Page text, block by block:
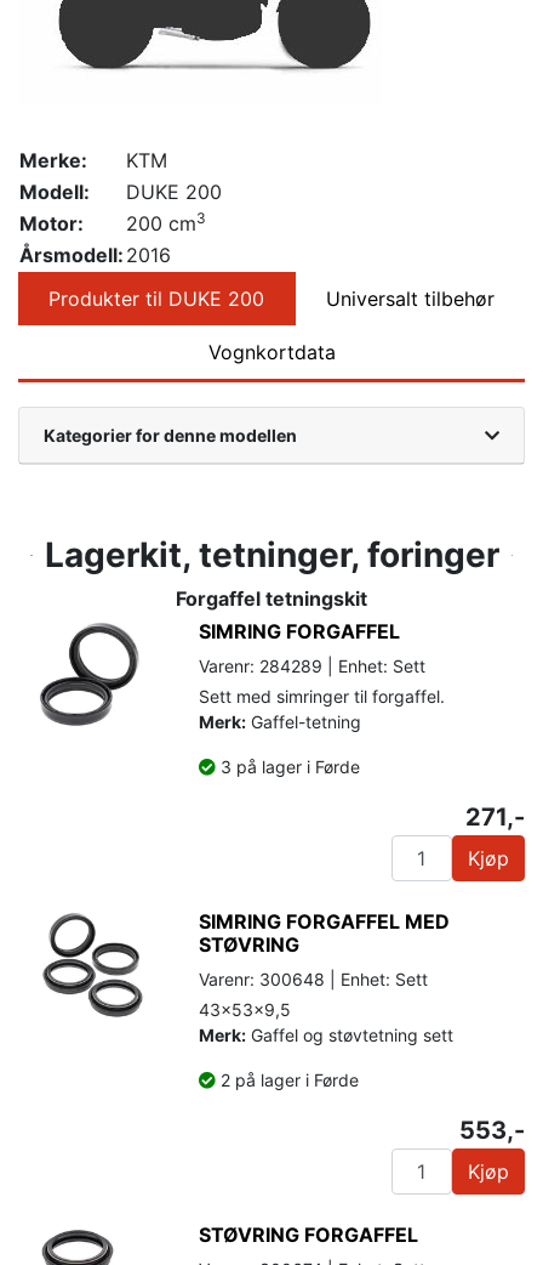
Merke:
KTM
Modell:
DUKE 200
Motor:
200 cm3
Årsmodell: 2016
Produkter til DUKE 200
Universalt tilbehør
Vognkortdata
Kategorier for denne modellen
Lagerkit, tetninger, foringer
Forgaffel tetningskit
SIMRING FORGAFFEL
Varenr: 284289 | Enhet: Sett
Sett med simringer til forgaffel.
Merk: Gaffel-tetning
3 på lager i Førde
271,-
Kjøp
SIMRING FORGAFFEL MED
STØVRING
Varenr: 300648 | Enhet: Sett
43x53x9,5
Merk: Gaffel og støvtetning sett
2 på lager i Førde
553,-
Kjøp
STØVRING FORGAFFEL